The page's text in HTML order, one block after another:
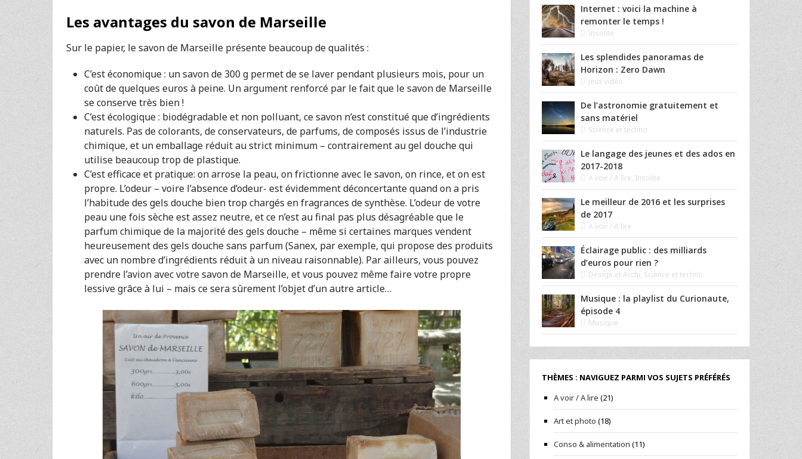
Les avantages du savon de Marseille
Sur le papier, le savon de Marseille présente beaucoup de qualités :
C’est économique : un savon de 300 g permet de se laver pendant plusieurs mois, pour un
coût de quelques euros à peine. Un argument renforcé par le fait que le savon de Marseille
se conserve très bien !
C’est écologique : biodégradable et non polluant, ce savon n’est constitué que d’ingrédients
naturels. Pas de colorants, de conservateurs, de parfums, de composés issus de l’industrie
chimique, et un emballage réduit au strict minimum – contrairement au gel douche qui
utilise beaucoup trop de plastique.
C’est efficace et pratique: on arrose la peau, on frictionne avec le savon, on rince, et on est
propre. L’odeur – voire l’absence d’odeur- est évidemment déconcertante quand on a pris
l’habitude des gels douche bien trop chargés en fragrances de synthèse. L’odeur de votre
peau une fois sèche est assez neutre, et ce n’est au final pas plus désagréable que le
parfum chimique de la majorité des gels douche – même si certaines marques vendent
heureusement des gels douche sans parfum (Sanex, par exemple, qui propose des produits
avec un nombre d’ingrédients réduit à un niveau raisonnable). Par ailleurs, vous pouvez
prendre l’avion avec votre savon de Marseille, et vous pouvez même faire votre propre
lessive grâce à lui – mais ce sera sûrement l’objet d’un autre article…
Internet : voici la machine à
remonter le temps !
Insolite
Les splendides panoramas de
Horizon : Zero Dawn
Jeux vidéo
De l’astronomie gratuitement et
sans matériel
Science et techno
Le langage des jeunes et des ados en
2017-2018
A voir / A lire, Insolite
Le meilleur de 2016 et les surprises
de 2017
A voir / A lire
Éclairage public : des milliards
d’euros pour rien ?
Design et Archi, Science et techno
Musique : la playlist du Curionaute,
épisode 4
Musique
THÈMES : NAVIGUEZ PARMI VOS SUJETS PRÉFÉRÉS
A voir / A lire (21)
Art et photo (18)
Conso & alimentation (11)